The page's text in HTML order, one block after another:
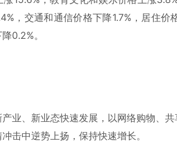
，交通和通信价格下降1.7%，居住价
0.2%。
业、新业态快速发展，以网络购物、
击中逆势上扬，保持快速增长。